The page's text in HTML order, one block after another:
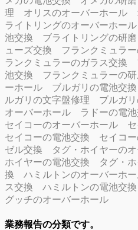
理
オリスのオーバーホール
ライトリングのオーバーホール
池交換
ブライトリングの研磨
ューズ交換
フランクミュラ
ランクミュラーのガラス交換
池交換
フランクミュラーの
ーホール
ブルガリの電池交換
ルガリの文字盤修理
ブルガ
オーバーホール
ラドーの電
セイコーのオーバーホール
セイコーの電池交換
セイコ
ゼル交換
タグ・ホイヤーの
ホイヤーの電池交換
タグ・
換
ハミルトンのオーバーホ
ス交換
ハミルトンの電池交換
グッチのオーバーホール
業務報告の分類です。